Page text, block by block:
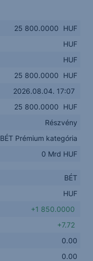
25 800.0000
HUF
HUF
HUF
25 800.0000
HUF
2026.08.04. 17:07
25 800.0000
HUF
Részvény
BÉT Prémium kategória
0 Mrd HUF
BÉT
HUF
+1 850.0000
+7.72
0.00
0.00